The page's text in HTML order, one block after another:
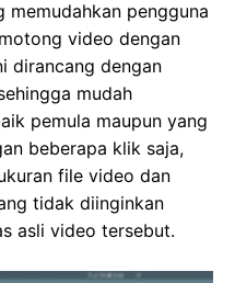
pengguna
video dengan
dirancang dengan
mudah
pemula maupun yang
beberapa klik saja,
file video dan
tidak diinginkan
asli video tersebut.